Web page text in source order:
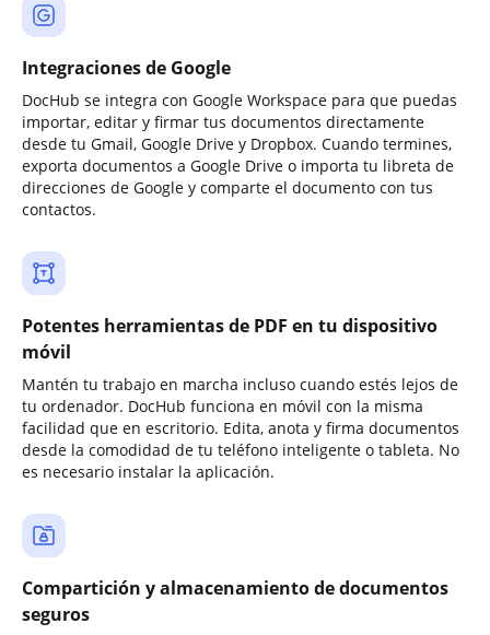
Integraciones de Google
DocHub se integra con Google Workspace para que puedas
importar, editar y firmar tus documentos directamente
desde tu Gmail, Google Drive y Dropbox. Cuando termines,
exporta documentos a Google Drive o importa tu libreta de
direcciones de Google y comparte el documento con tus
contactos.
Potentes herramientas de PDF en tu dispositivo
móvil
Mantén tu trabajo en marcha incluso cuando estés lejos de
tu ordenador. DocHub funciona en móvil con la misma
facilidad que en escritorio. Edita, anota y firma documentos
desde la comodidad de tu teléfono inteligente o tableta. No
es necesario instalar la aplicación.
Compartición y almacenamiento de documentos
seguros